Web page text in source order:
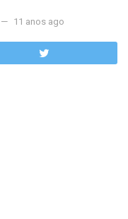
11 anos ago